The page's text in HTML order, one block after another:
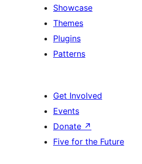
Showcase
Themes
Plugins
Patterns
Get Involved
Events
Donate ↗
Five for the Future